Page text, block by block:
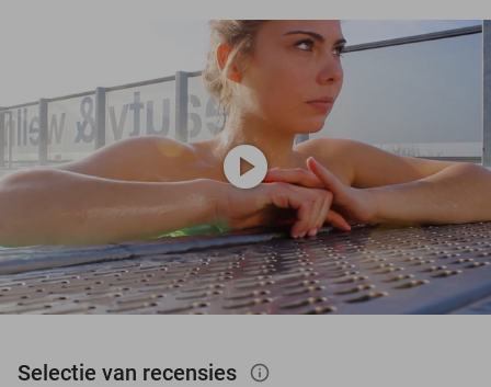
play_circle
Selectie van recensies info_outlined